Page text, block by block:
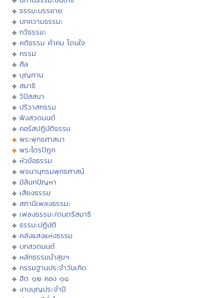
ธรรมะบรรยาย
บทความธรรมะ
กวีธรรมะ
คติธรรม คำคม โดนใจ
กรรม
ศีล
บุญทาน
สมาธิ
วิปัสสนา
ปริวาสกรรม
ฟังสวดมนต์
คอร์สปฏิบัติธรรม
พระพุทธศาสนา
พระไตรปิฏก
หัวข้อธรรม
พจนานุกรมพุทธศาสน์
มิลินทปัญหา
เสียงธรรม
สถานีเพลงธรรมะ
เพลงธรรมะ/ดนตรีสมาธิ
ธรรมะปฏิบัติ
คลังแสงแห่งธรรม
บทสวดมนต์
หลักธรรมนำสุขฯ
กรรมฐานประจำวันเกิด
ฮีต ๑๒ คอง ๑๔
งานบุญประจำปี